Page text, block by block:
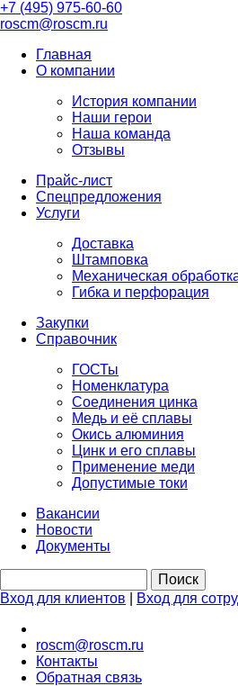
+7 (495) 975-60-60
roscm@roscm.ru
Главная
О компании
История компании
Наши герои
Наша команда
Отзывы
Прайс-лист
Спецпредложения
Услуги
Доставка
Штамповка
Механическая
Гибка и перфорация
Закупки
Справочник
ГОСТы
Номенклатура
Соединения цинка
Медь и её сплавы
Окись алюминия
Цинк и его сплавы
Применение меди
Допустимые токи
Вакансии
Новости
Документы
Вход для клиентов Вход для
roscm@roscm.ru
Контакты
Обратная связь